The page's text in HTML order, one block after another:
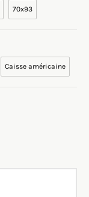
70x93
Caisse américaine